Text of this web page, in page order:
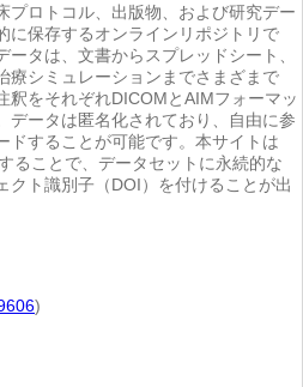
プロトコル、出版物、および研究デー
に保存するオンラインリポジトリで
ータは、文書からスプレッドシート、
療シミュレーションまでさまざまで
釈をそれぞれDICOMとAIMフォーマッ
データは匿名化されており、自由に参
ドすることが可能です。本サイトは
ることで、データセットに永続的な
クト識別子（DOI）を付けることが出
)